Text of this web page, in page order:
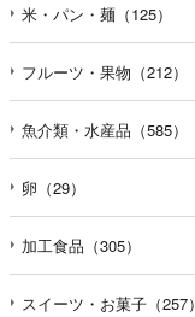
米・パン・麺（125）
フルーツ・果物（212）
魚介類・水産品（585）
卵（29）
加工食品（305）
スイーツ・お菓子（257）